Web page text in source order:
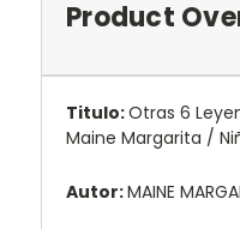
Product
Titulo:Otras 6
Maine Margarita /
Autor:MAINE